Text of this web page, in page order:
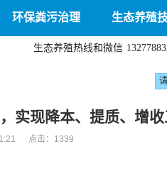
环保粪污治理 生态养殖
生态养殖热线和微信
实现降本、提质、增
点击： 1339